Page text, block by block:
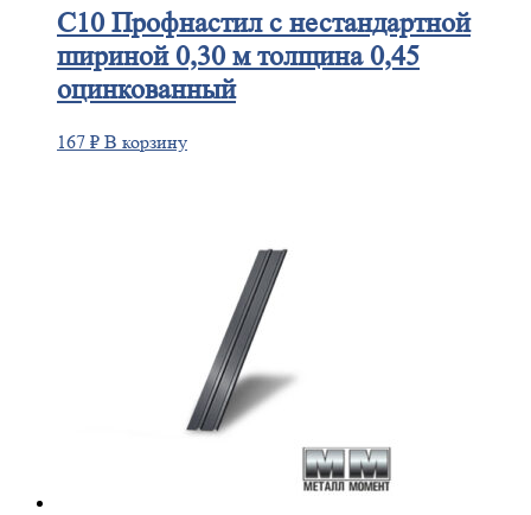
С10Профнастил с нестандартной
шириной 0,30 м толщина 0,45
оцинкованный
167 ₽ В корзину